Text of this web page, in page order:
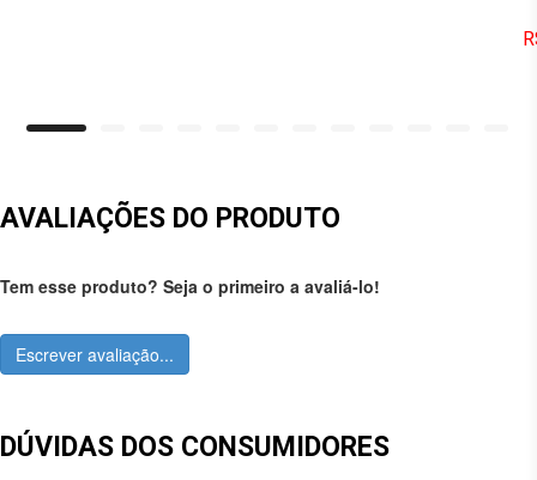
AVALIAÇÕES DO PRODUTO
Tem esse produto? Seja o primeiro a avaliá-lo!
Escrever avaliação...
DÚVIDAS DOS CONSUMIDORES